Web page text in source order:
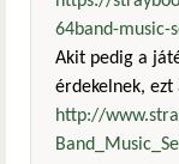
64band-music-
Akit pedig a
érdekelnek,
http://